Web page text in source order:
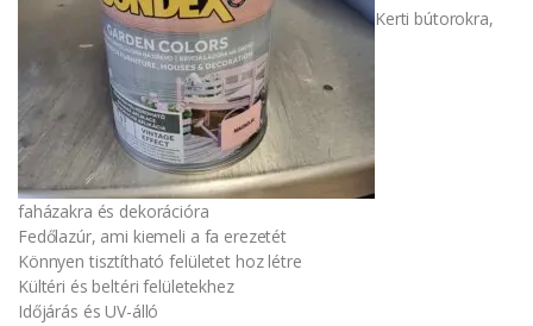
Kerti bútorokra,
faházakra és dekorációra
Fedőlazúr, ami kiemeli a fa erezetét
Könnyen tisztítható felületet hoz létre
Kültéri és beltéri felületekhez
Időjárás és UV-álló